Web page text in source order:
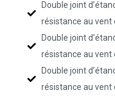
Double joint
résistance au vent
Double joint
résistance au vent
Double joint
résistance au vent